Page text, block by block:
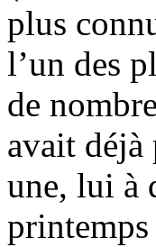
plus
l’un des
de
avait déjà
une, lui à